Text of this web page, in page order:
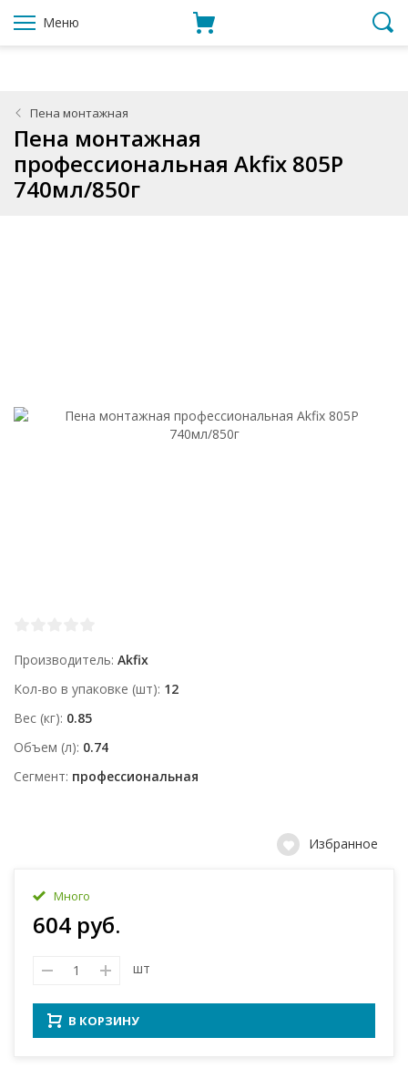
Меню
Пена монтажная
Пена монтажная
профессиональная Akfix 805Р
740мл/850г
Производитель Akfix
Кол-во в упаковке (шт) 12
Вес (кг) 0.85
Объем (л) 0.74
Сегмент профессиональная
Избранное
Много
604 руб.
шт
В КОРЗИНУ